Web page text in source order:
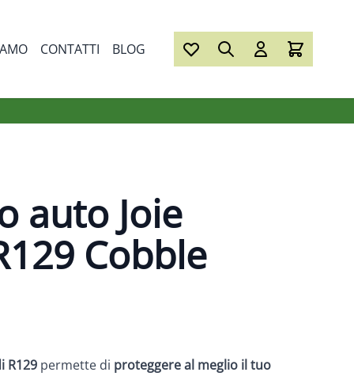
CONTATTI BLOG
auto Joie
Cobble
R129 permette di proteggere al meglio il tuo